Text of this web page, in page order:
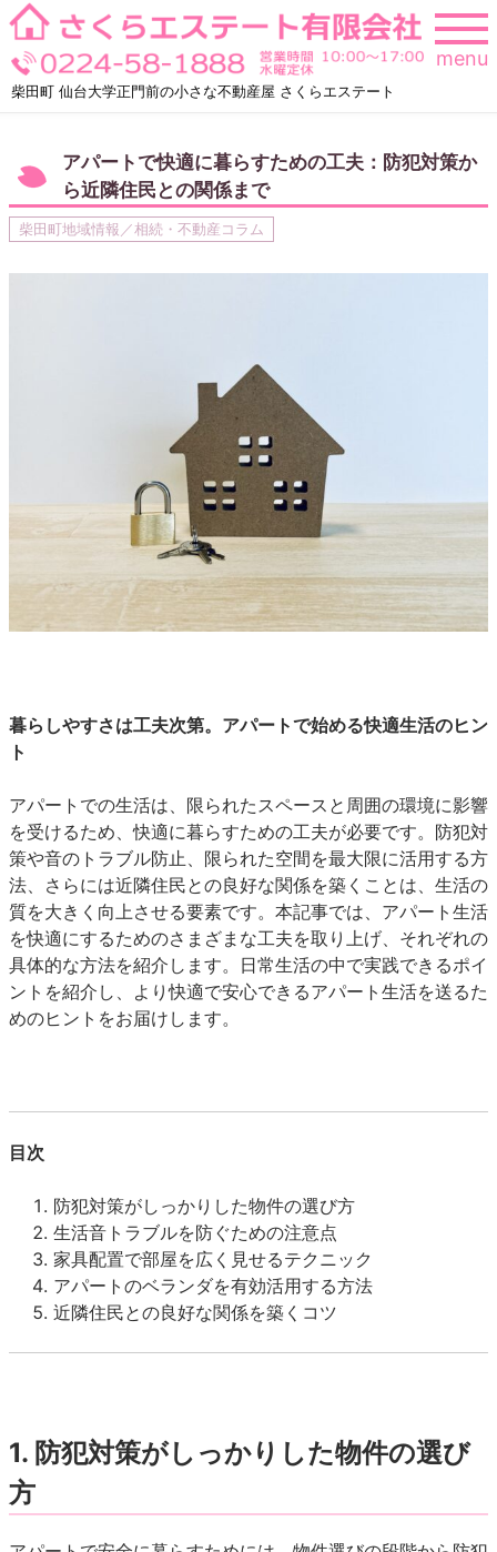
Skip
to
content
柴田町 仙台大学正門前の小さな不動産屋 さくらエステート
menu
アパートで快適に暮らすための工夫：防犯対策か
ら近隣住民との関係まで
柴田町地域情報／相続・不動産コラム
暮らしやすさは工夫次第。アパートで始める快適生活のヒン
ト
アパートでの生活は、限られたスペースと周囲の環境に影響
を受けるため、快適に暮らすための工夫が必要です。防犯対
策や音のトラブル防止、限られた空間を最大限に活用する方
法、さらには近隣住民との良好な関係を築くことは、生活の
質を大きく向上させる要素です。本記事では、アパート生活
を快適にするためのさまざまな工夫を取り上げ、それぞれの
具体的な方法を紹介します。日常生活の中で実践できるポイ
ントを紹介し、より快適で安心できるアパート生活を送るた
めのヒントをお届けします。
目次
防犯対策がしっかりした物件の選び方
生活音トラブルを防ぐための注意点
家具配置で部屋を広く見せるテクニック
アパートのベランダを有効活用する方法
近隣住民との良好な関係を築くコツ
1. 防犯対策がしっかりした物件の選び
方